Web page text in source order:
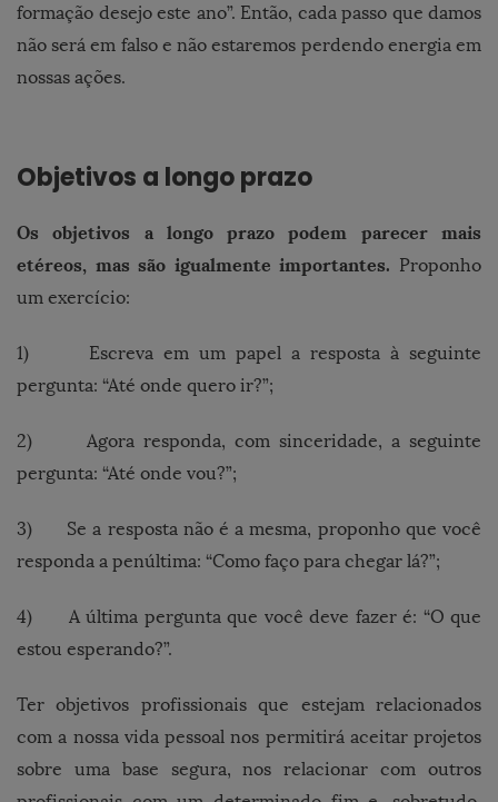
formação desejo este ano”. Então, cada passo que damos
não será em falso e não estaremos perdendo energia em
nossas ações.
Objetivos a longo prazo
Os objetivos a longo prazo podem parecer mais
etéreos, mas são igualmente importantes. Proponho
um exercício:
1) Escreva em um papel a resposta à seguinte
pergunta: “Até onde quero ir?”;
2) Agora responda, com sinceridade, a seguinte
pergunta: “Até onde vou?”;
3) Se a resposta não é a mesma, proponho que você
responda a penúltima: “Como faço para chegar lá?”;
4) A última pergunta que você deve fazer é: “O que
estou esperando?”.
Ter objetivos profissionais que estejam relacionados
com a nossa vida pessoal nos permitirá aceitar projetos
sobre uma base segura, nos relacionar com outros